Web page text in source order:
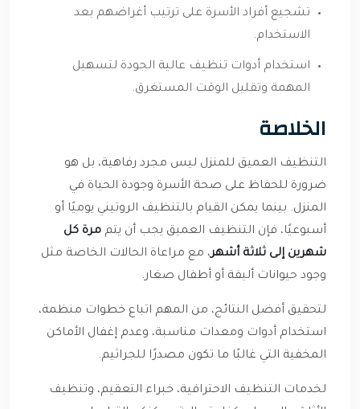
تشجيع أفراد الأسرة على ترتيب أغراضهم بعد
الاستخدام.
استخدام أدوات تنظيف عالية الجودة لتسهيل
المهمة وتقليل الوقت المستغرق.
الخلاصة
التنظيف العميق للمنزل ليس مجرد رفاهية، بل هو
ضرورة للحفاظ على صحة الأسرة وجودة الحياة في
المنزل. بينما يمكن القيام بالتنظيف الروتيني يوميًا أو
أسبوعيًا، فإن التنظيف العميق يجب أن يتم مرة كل
شهرين إلى ثلاثة أشهر، مع مراعاة الحالات الخاصة مثل
وجود حيوانات أليفة أو أطفال صغار.
لتحقيق أفضل النتائج، من المهم اتباع خطوات منظمة،
استخدام أدوات ومعدات مناسبة، وعدم إغفال الأماكن
المخفية التي غالبًا ما تكون مصدرًا للجراثيم.
لخدمات التنظيف الاحترافية، خبراء التعقيم، وتنظيف